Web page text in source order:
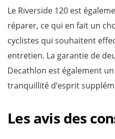
Le Riverside 120 est
réparer, ce qui en fait un
cyclistes qui souhaitent
entretien. La garantie de
Decathlon est également
tranquillité d’esprit
Les avis des